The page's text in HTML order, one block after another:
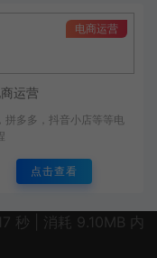
电商运营
运营
拼多多，抖音小店等等电
点击查看
秒 | 消耗 9.10MB 内